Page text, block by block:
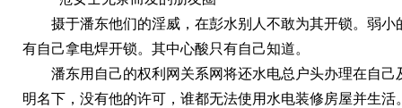
摄于潘东他们的淫威，在彭水别人不敢为其开锁。弱小
有自己拿电焊开锁。其中心酸只有自己知道。
潘东用自己的权利网关系网将还水电总户头办理在自己
明名下，没有他的许可，谁都无法使用水电装修房屋并生活